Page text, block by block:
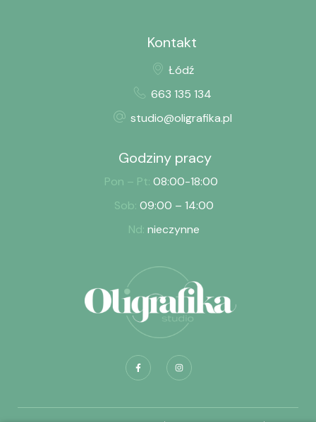
Kontakt
Łódź
663 135 134
studio@oligrafika.pl
Godziny pracy
Pon – Pt: 08:00-18:00
Sob: 09:00 – 14:00
Nd: nieczynne